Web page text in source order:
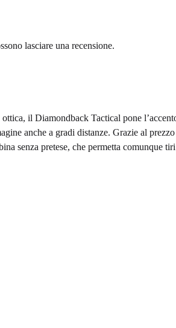
lasciare una recensione.
il Diamondback Tactical pone
anche a gradi distanze. Grazie al
senza pretese, che permetta comunque